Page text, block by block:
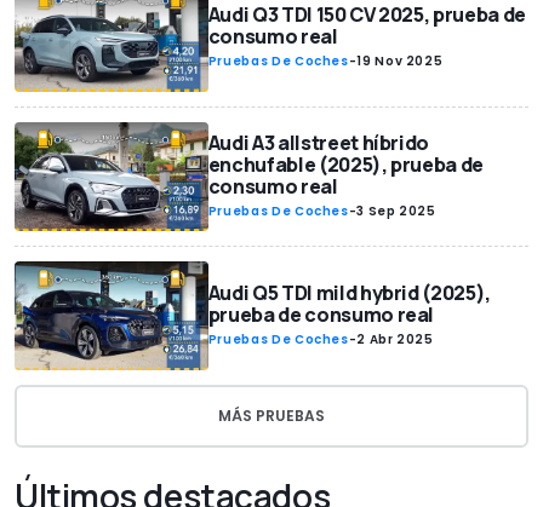
Audi Q3 TDI 150 CV 2025, prueba de
consumo real
Pruebas De Coches-19 Nov 2025
Audi A3 allstreet híbrido
enchufable (2025), prueba de
consumo real
Pruebas De Coches-3 Sep 2025
Audi Q5 TDI mild hybrid (2025),
prueba de consumo real
Pruebas De Coches-2 Abr 2025
MÁS PRUEBAS
Últimos destacados